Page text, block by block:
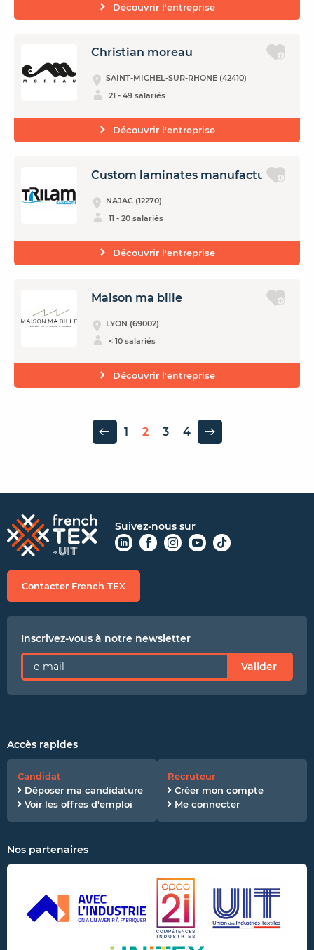
Découvrir l'entreprise
Christian moreau
SAINT-MICHEL-SUR-RHONE (42410)
21 - 49 salariés
Découvrir l'entreprise
Custom laminates manufacturing
NAJAC (12270)
11 - 20 salariés
Découvrir l'entreprise
Maison ma bille
LYON (69002)
< 10 salariés
Découvrir l'entreprise
Page précédente 1 2 3 4 Page suivante
Suivez-nous sur
Contacter French TEX
Inscrivez-vous à notre newsletter
Valider
Accès rapides
Candidat
Déposer ma candidature
Voir les offres d'emploi
Recruteur
Créer mon compte
Me connecter
Nos partenaires